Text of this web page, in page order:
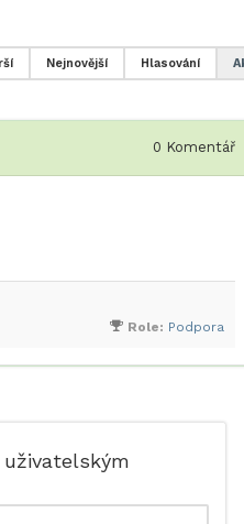
Hlasování
Nejnovější
0 Komentář
Role: Podpora